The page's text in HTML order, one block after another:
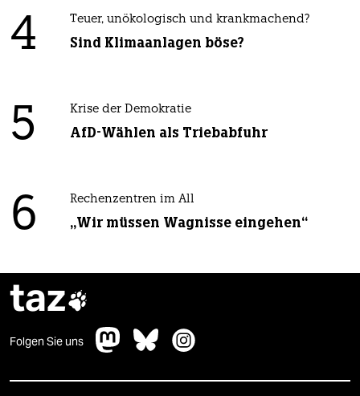
4 Teuer, unökologisch und krankmachend?
Sind Klimaanlagen böse?
5 Krise der Demokratie
AfD-Wählen als Triebabfuhr
6 Rechenzentren im All
„Wir müssen Wagnisse eingehen“
taz
Folgen Sie uns